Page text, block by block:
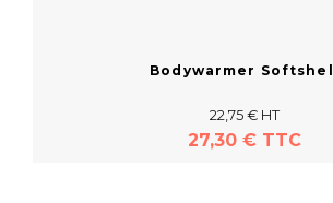
Bodywarmer Softshell
22,75 € HT
27,30 € TTC